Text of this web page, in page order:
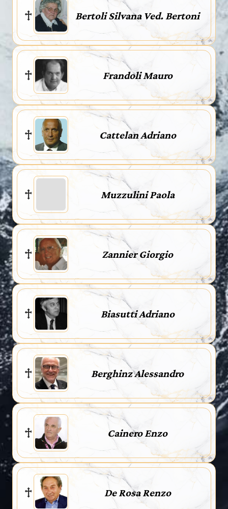
Bertoli Silvana Ved. Bertoni
Frandoli Mauro
Cattelan Adriano
Muzzulini Paola
Zannier Giorgio
Biasutti Adriano
Berghinz Alessandro
Cainero Enzo
De Rosa Renzo